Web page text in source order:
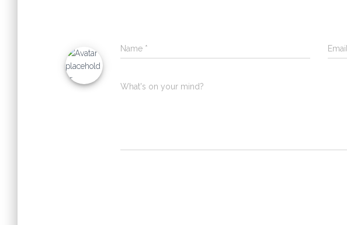
Name * Email
What's on your mind?